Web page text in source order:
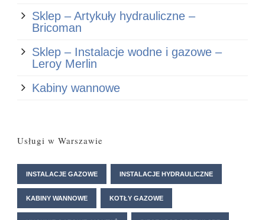
Sklep – Artykuły hydrauliczne –
Bricoman
Sklep – Instalacje wodne i gazowe –
Leroy Merlin
Kabiny wannowe
Usługi w Warszawie
INSTALACJE GAZOWE INSTALACJE HYDRAULICZNE
KABINY WANNOWE KOTŁY GAZOWE